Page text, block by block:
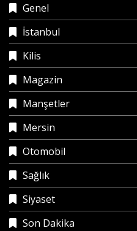
Genel
İstanbul
Kilis
Magazin
Manşetler
Mersin
Otomobil
Sağlık
Siyaset
Son Dakika